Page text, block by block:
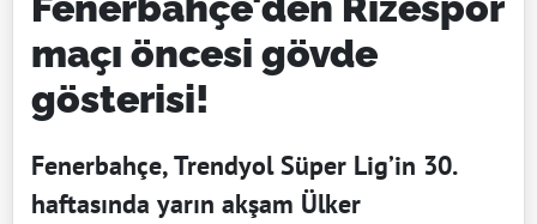
maçı öncesi gövde
gösterisi!
Fenerbahçe, Trendyol Süper Lig’in 30.
haftasında yarın akşam Ülker